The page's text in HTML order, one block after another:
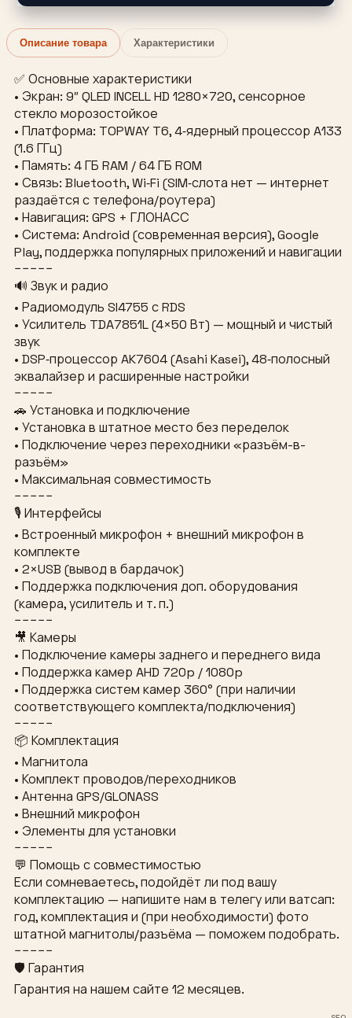
Описание товара Характеристики
✅ Основные характеристики
• Экран: 9″ QLED INCELL HD 1280×720, сенсорное
стекло морозостойкое
• Платформа: TOPWAY T6, 4‑ядерный процессор A133
(1.6 ГГц)
• Память: 4 ГБ RAM / 64 ГБ ROM
• Связь: Bluetooth, Wi‑Fi (SIM‑слота нет — интернет
раздаётся с телефона/роутера)
• Навигация: GPS + ГЛОНАСС
• Система: Android (современная версия), Google
Play, поддержка популярных приложений и навигации
−−−−−
🔊 Звук и радио
• Радиомодуль SI4755 с RDS
• Усилитель TDA7851L (4×50 Вт) — мощный и чистый
звук
• DSP‑процессор AK7604 (Asahi Kasei), 48‑полосный
эквалайзер и расширенные настройки
−−−−−
🚗 Установка и подключение
• Установка в штатное место без переделок
• Подключение через переходники «разъём-в-
разъём»
• Максимальная совместимость
−−−−−
🎙 Интерфейсы
• Встроенный микрофон + внешний микрофон в
комплекте
• 2×USB (вывод в бардачок)
• Поддержка подключения доп. оборудования
(камера, усилитель и т. п.)
−−−−−
🎥 Камеры
• Подключение камеры заднего и переднего вида
• Поддержка камер AHD 720p / 1080p
• Поддержка систем камер 360° (при наличии
соответствующего комплекта/подключения)
−−−−−
📦 Комплектация
• Магнитола
• Комплект проводов/переходников
• Антенна GPS/GLONASS
• Внешний микрофон
• Элементы для установки
−−−−−
💬 Помощь с совместимостью
Если сомневаетесь, подойдёт ли под вашу
комплектацию — напишите нам в телегу или ватсап:
год, комплектация и (при необходимости) фото
штатной магнитолы/разъёма — поможем подобрать.
−−−−−
🛡 Гарантия
Гарантия на нашем сайте 12 месяцев.